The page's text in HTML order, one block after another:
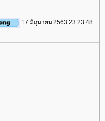
17 มิถุนายน 2563 23:23:48